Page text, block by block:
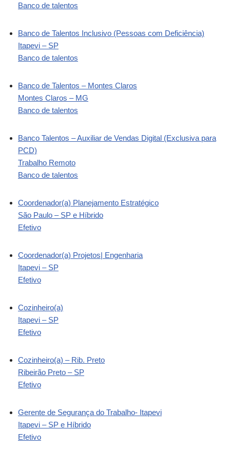
Banco de talentos
Banco de Talentos Inclusivo (Pessoas com Deficiência)
Itapevi – SP
Banco de talentos
Banco de Talentos – Montes Claros
Montes Claros – MG
Banco de talentos
Banco Talentos – Auxiliar de Vendas Digital (Exclusiva para
PCD)
Trabalho Remoto
Banco de talentos
Coordenador(a) Planejamento Estratégico
São Paulo – SP e Híbrido
Efetivo
Coordenador(a) Projetos| Engenharia
Itapevi – SP
Efetivo
Cozinheiro(a)
Itapevi – SP
Efetivo
Cozinheiro(a) – Rib. Preto
Ribeirão Preto – SP
Efetivo
Gerente de Segurança do Trabalho- Itapevi
Itapevi – SP e Híbrido
Efetivo